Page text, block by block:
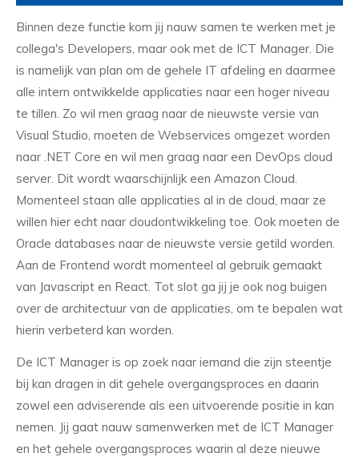
Binnen deze functie kom jij nauw samen te werken met je
collega's Developers, maar ook met de ICT Manager. Die
is namelijk van plan om de gehele IT afdeling en daarmee
alle intern ontwikkelde applicaties naar een hoger niveau
te tillen. Zo wil men graag naar de nieuwste versie van
Visual Studio, moeten de Webservices omgezet worden
naar .NET Core en wil men graag naar een DevOps cloud
server. Dit wordt waarschijnlijk een Amazon Cloud.
Momenteel staan alle applicaties al in de cloud, maar ze
willen hier echt naar cloudontwikkeling toe. Ook moeten de
Oracle databases naar de nieuwste versie getild worden.
Aan de Frontend wordt momenteel al gebruik gemaakt
van Javascript en React. Tot slot ga jij je ook nog buigen
over de architectuur van de applicaties, om te bepalen wat
hierin verbeterd kan worden.
De ICT Manager is op zoek naar iemand die zijn steentje
bij kan dragen in dit gehele overgangsproces en daarin
zowel een adviserende als een uitvoerende positie in kan
nemen. Jij gaat nauw samenwerken met de ICT Manager
en het gehele overgangsproces waarin al deze nieuwe